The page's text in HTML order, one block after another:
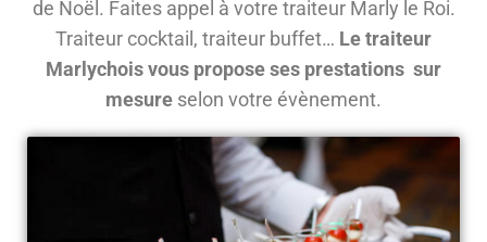
de Noël. Faites appel à votre traiteur Marly le Roi.
Traiteur cocktail, traiteur buffet… Le traiteur
Marlychois vous propose ses prestations sur
mesure selon votre évènement.